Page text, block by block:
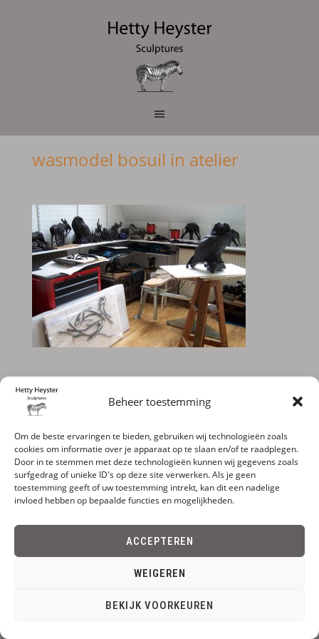
Beheer toestemming
Om de beste ervaringen te bieden, gebruiken wij technologieën zoals
cookies om informatie over je apparaat op te slaan en/of te raadplegen.
Door in te stemmen met deze technologieën kunnen wij gegevens zoals
surfgedrag of unieke ID's op deze site verwerken. Als je geen
toestemming geeft of uw toestemming intrekt, kan dit een nadelige
invloed hebben op bepaalde functies en mogelijkheden.
ACCEPTEREN
WEIGEREN
BEKIJK VOORKEUREN
wasmodel bosuil in atelier